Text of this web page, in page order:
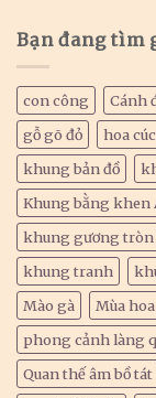
Bạn đang tìm
con công Cánh
gỗ gõ đỏ
hoa cúc
khung bản đồ
Khung bằng khen
khung gương tròn
khung tranh
Mào gà
Mùa hoa
phong cảnh làng
Quan thế âm bồ tát